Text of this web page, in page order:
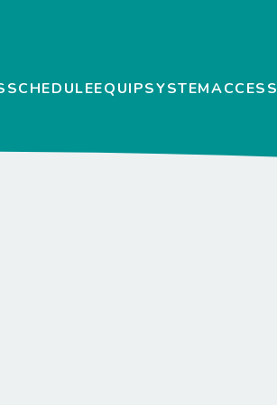
SCHEDULEEQUIPSYSTEMACCESS